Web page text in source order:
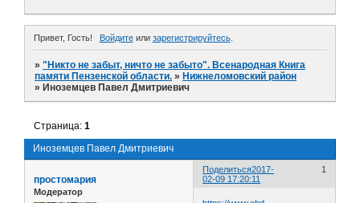
Привет, Гость! Войдитеили зарегистрируйтесь.
»"Никто не забыт, ничто не забыто". Всенародная Книга
памяти Пензенской области. » Нижнеломовский район
» Иноземцев Павел Дмитриевич
Иноземцев Павел Дмитриевич
Страница:1
Поделиться 1
2017-
02-09 17:20:11
простомария
Модератор